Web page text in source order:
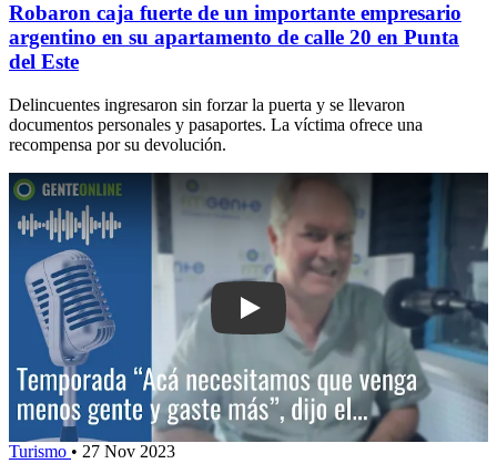
Robaron caja fuerte de un importante empresario
argentino en su apartamento de calle 20 en Punta
del Este
Delincuentes ingresaron sin forzar la puerta y se llevaron
documentos personales y pasaportes. La víctima ofrece una
recompensa por su devolución.
Play: Javier Sena dijo que lo
Turismo • 27 Nov 2023